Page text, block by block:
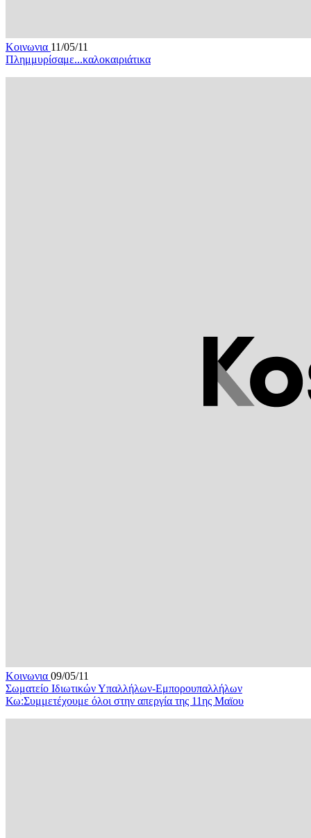
Κοινωνια 11/05/11
Πλημμυρίσαμε...καλοκαιριάτικα
Κοινωνια 09/05/11
Σωματείο Ιδιωτικών Υπαλλήλων-Εμπορουπαλλήλων
Κω:Συμμετέχουμε όλοι στην απεργία της 11ης Μαϊου